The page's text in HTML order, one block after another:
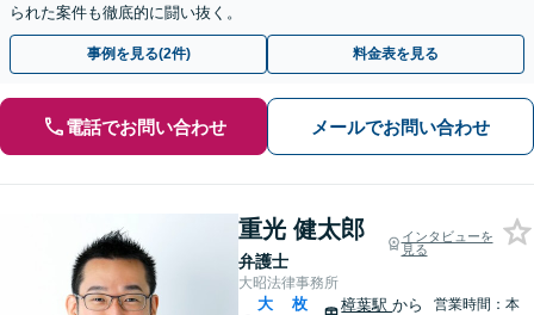
られた案件も徹底的に闘い抜く。
事例を見る(2件) 料金表を見る
電話でお問い合わせ メールでお問い合わせ
重光 健太郎
弁護士
インタビューを
見る
大昭法律事務所
大
枚
樟葉駅から
営業時間：本